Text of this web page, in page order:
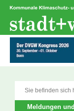
Zum
springen
Sie befinden sich
Meldungen